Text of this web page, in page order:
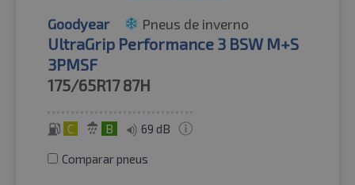
Goodyear Pneus de inverno
UltraGrip Performance 3 BSW M+S
3PMSF
175/65R17 87H
C B 69 dB
Comparar pneus